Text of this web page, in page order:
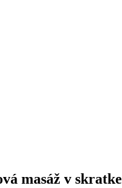
masáž v skratke